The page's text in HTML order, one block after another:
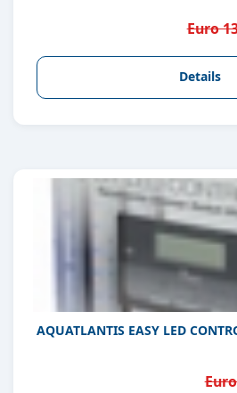
Euro
Details
AQUATLANTIS EASY LED